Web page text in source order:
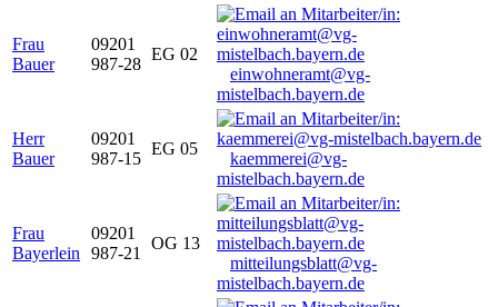
Frau
Bauer
09201
987-28
EG 02
einwohneramt@vg-
mistelbach.bayern.de
Herr
Bauer
09201
987-15
EG 05
kaemmerei@vg-
mistelbach.bayern.de
Frau
Bayerlein
09201
987-21
OG 13
mitteilungsblatt@vg-
mistelbach.bayern.de